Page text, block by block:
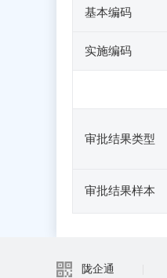
基本编码
实施编码
审批结果类型
审批结果样本
陇企通